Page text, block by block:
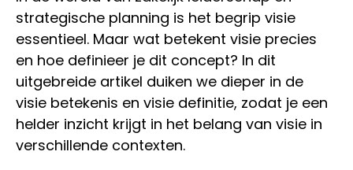
strategische planning is het begrip visie
essentieel. Maar wat betekent visie precies
en hoe definieer je dit concept? In dit
uitgebreide artikel duiken we dieper in de
visie betekenis en visie definitie, zodat je een
helder inzicht krijgt in het belang van visie in
verschillende contexten.